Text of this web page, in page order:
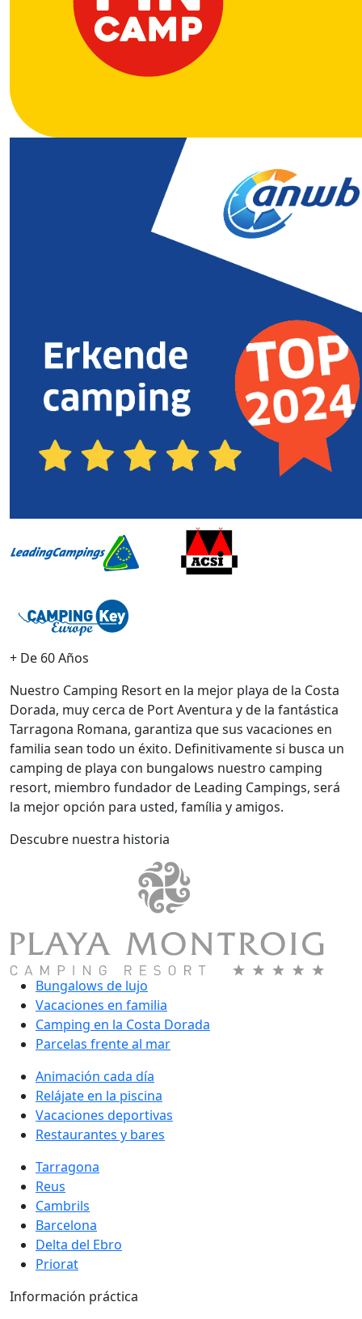
+ De 60 Años
Nuestro Camping Resort en la mejor playa de la Costa
Dorada, muy cerca de Port Aventura y de la fantástica
Tarragona Romana, garantiza que sus vacaciones en
familia sean todo un éxito. Definitivamente si busca un
camping de playa con bungalows nuestro camping
resort, miembro fundador de Leading Campings, será
la mejor opción para usted, família y amigos.
Descubre nuestra historia
Bungalows de lujo
Vacaciones en familia
Camping en la Costa Dorada
Parcelas frente al mar
Animación cada día
Relájate en la piscina
Vacaciones deportivas
Restaurantes y bares
Tarragona
Reus
Cambrils
Barcelona
Delta del Ebro
Priorat
Información práctica